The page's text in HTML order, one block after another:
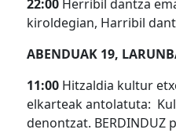
22:00 Herribil dantza
kiroldegian, Harribil
ABENDUAK 19,
11:00 Hitzaldia kultur
elkarteak antolatuta:
denontzat.